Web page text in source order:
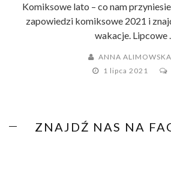
Komiksowe lato – co nam
zapowiedzi komiksowe 2021 i
wakacje. Lipcowe
ANNA ALIMOWSKA
1 lipca 2021
ZNAJDŹ NAS NA